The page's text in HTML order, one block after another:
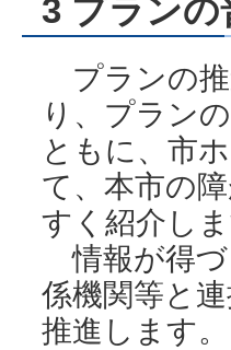
3 プランの
プランの推
り、プラン
ともに、市
て、本市の
すく紹介しま
情報が得づ
係機関等と
推進します。